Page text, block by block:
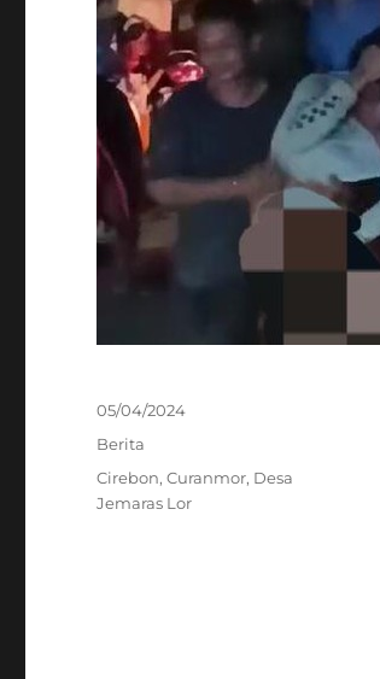
Posted
05/04/2024
Categories
Berita
Tags
Cirebon,Curanmor, Desa
Jemaras Lor